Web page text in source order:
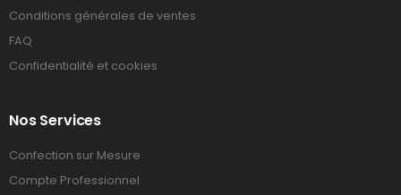
Conditions générales de ventes
FAQ
Confidentialité et cookies
Nos Services
Confection sur Mesure
Compte Professionnel